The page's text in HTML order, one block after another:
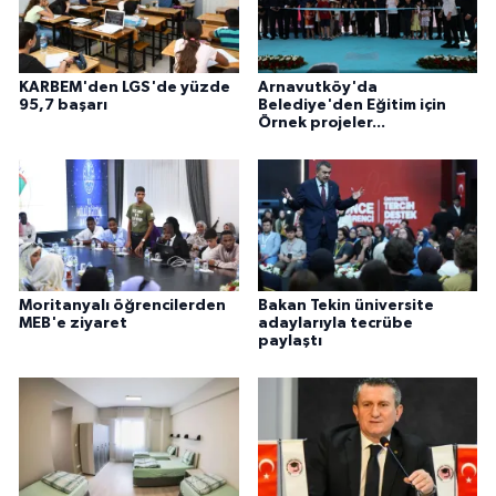
KARBEM'den LGS'de yüzde
95,7 başarı
Arnavutköy'da
Belediye'den Eğitim için
Örnek projeler...
Moritanyalı öğrencilerden
MEB'e ziyaret
Bakan Tekin üniversite
adaylarıyla tecrübe
paylaştı